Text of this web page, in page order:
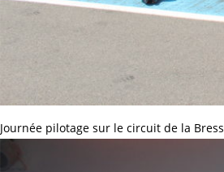
Journée pilotage sur le circuit de la